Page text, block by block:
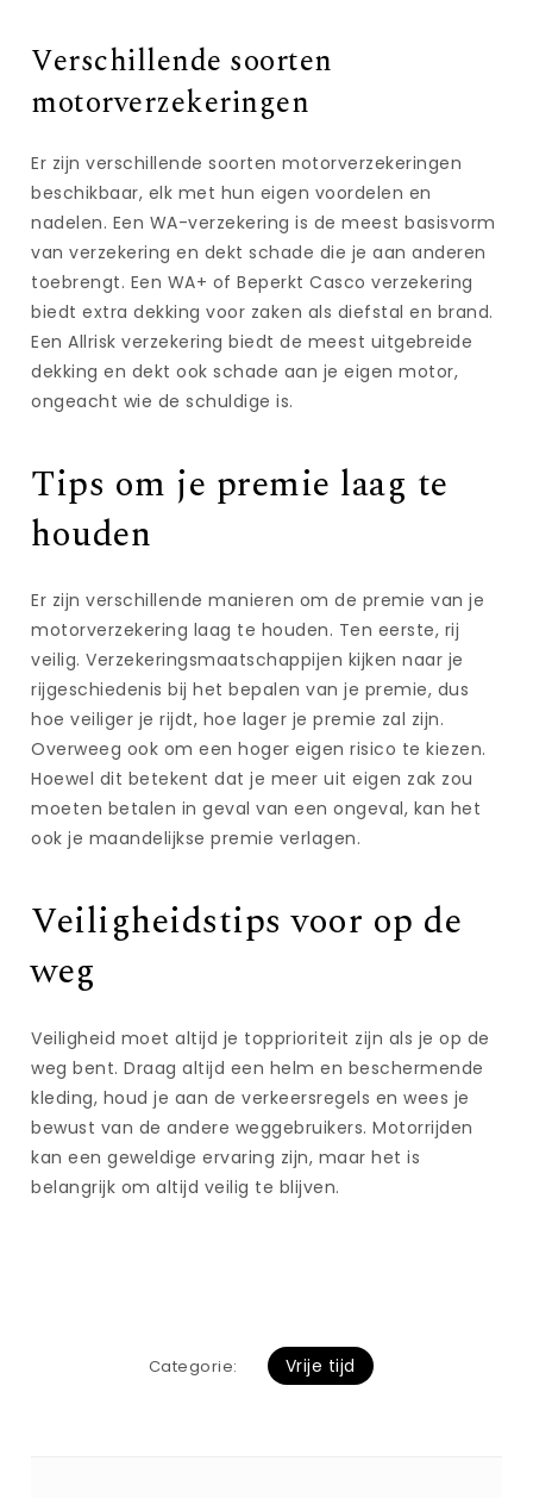
Verschillende soorten
motorverzekeringen
Er zijn verschillende soorten motorverzekeringen
beschikbaar, elk met hun eigen voordelen en
nadelen. Een WA-verzekering is de meest basisvorm
van verzekering en dekt schade die je aan anderen
toebrengt. Een WA+ of Beperkt Casco verzekering
biedt extra dekking voor zaken als diefstal en brand.
Een Allrisk verzekering biedt de meest uitgebreide
dekking en dekt ook schade aan je eigen motor,
ongeacht wie de schuldige is.
Tips om je premie laag te
houden
Er zijn verschillende manieren om de premie van je
motorverzekering laag te houden. Ten eerste, rij
veilig. Verzekeringsmaatschappijen kijken naar je
rijgeschiedenis bij het bepalen van je premie, dus
hoe veiliger je rijdt, hoe lager je premie zal zijn.
Overweeg ook om een hoger eigen risico te kiezen.
Hoewel dit betekent dat je meer uit eigen zak zou
moeten betalen in geval van een ongeval, kan het
ook je maandelijkse premie verlagen.
Veiligheidstips voor op de
weg
Veiligheid moet altijd je topprioriteit zijn als je op de
weg bent. Draag altijd een helm en beschermende
kleding, houd je aan de verkeersregels en wees je
bewust van de andere weggebruikers. Motorrijden
kan een geweldige ervaring zijn, maar het is
belangrijk om altijd veilig te blijven.
Categorie: Vrije tijd